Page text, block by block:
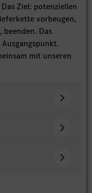
Ziel: potenziellen
vorbeugen,
Das
mit unseren